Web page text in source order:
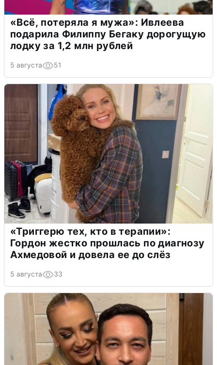
«Всё, потеряла я мужа»: Ивлеева
подарила Филиппу Бегаку дорогущую
лодку за 1,2 млн рублей
5 августа 51
«Триггерю тех, кто в терапии»:
Гордон жестко прошлась по диагнозу
Ахмедовой и довела ее до слёз
5 августа 33